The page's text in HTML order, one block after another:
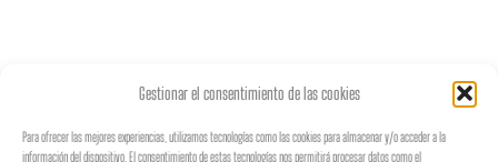
Gestionar el consentimiento de las cookies
Para ofrecer las mejores experiencias, utilizamos tecnologías como las cookies para almacenar y/o acceder a la
información del dispositivo. El consentimiento de estas tecnologías nos permitirá procesar datos como el